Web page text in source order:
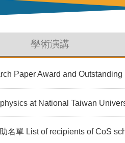
學術演講
Paper Award and
at National Taiwan
名單 List of recipients of CoS